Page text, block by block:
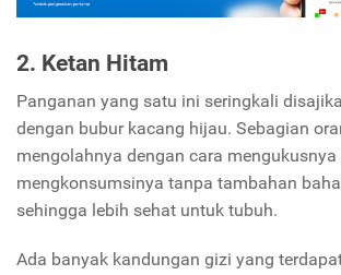
2. Ketan Hitam
Panganan yang satu ini seringkali
dengan bubur kacang hijau. Sebagian
mengolahnya dengan cara mengukusnya
mengkonsumsinya tanpa tambahan
sehingga lebih sehat untuk tubuh.
Ada banyak kandungan gizi yang